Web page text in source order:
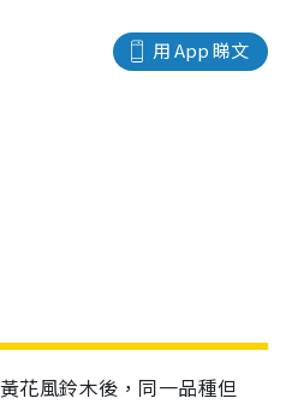
用 App 睇文
花風鈴木後，同一品種但